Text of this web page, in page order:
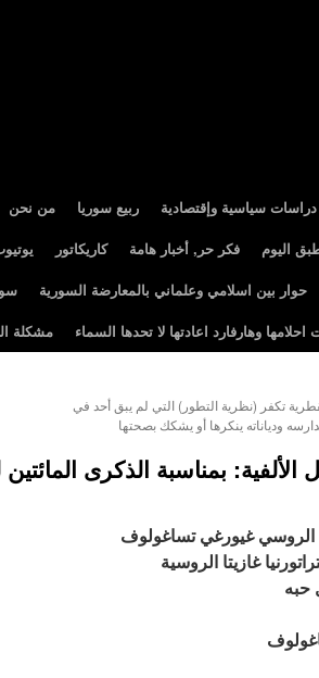
من نحن ربيع سوريا دراسات سياسية وإقتصادية
كاريكاتور فكر حر, أخبار هامة اليوم
حوار بين اسلامي وعلماني بالمعارضة السورية
مشكلة وهارفارد اعادتها لا تحدها السماء
تكفر (نظرية التطور) التي لم يبق أحد في
بمناسبة الذكرى المائتين
الروسي غيورغي تساغولوف
غازيتا الروسية
حبه